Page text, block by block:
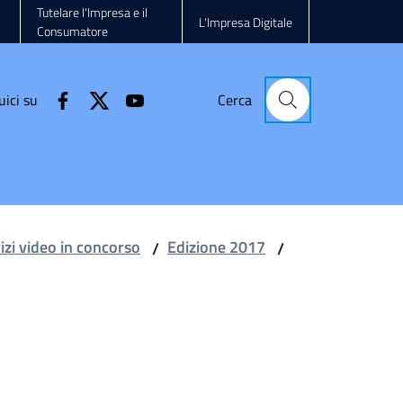
Tutelare l'Impresa e il
Consumatore
L'Impresa Digitale
su Cerca
video in concorso / Edizione 2017 /